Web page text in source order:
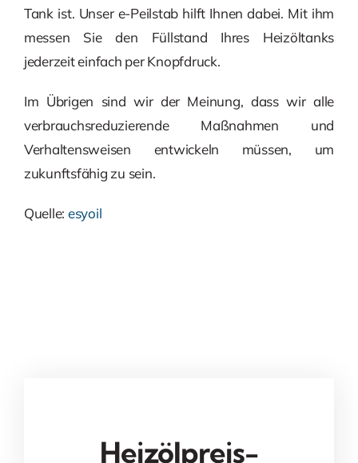
Tank ist. Unser e-Peilstab hilft Ihnen dabei. Mit ihm
messen Sie den Füllstand Ihres Heizöltanks
jederzeit einfach per Knopfdruck.
Im Übrigen sind wir der Meinung, dass wir alle
verbrauchsreduzierende Maßnahmen und
Verhaltensweisen entwickeln müssen, um
zukunftsfähig zu sein.
Quelle: esyoil
Heizölpreis-